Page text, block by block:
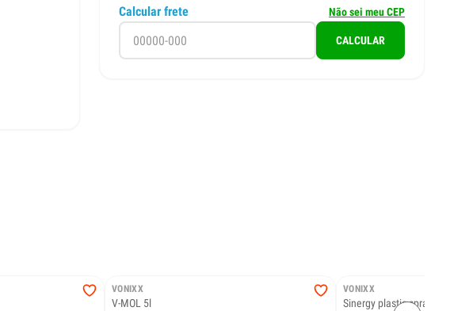
Calcular frete Não sei meu CEP
CALCULAR
VONIXX
V-MOL 5l
VONIXX
Sinergy plastic spray